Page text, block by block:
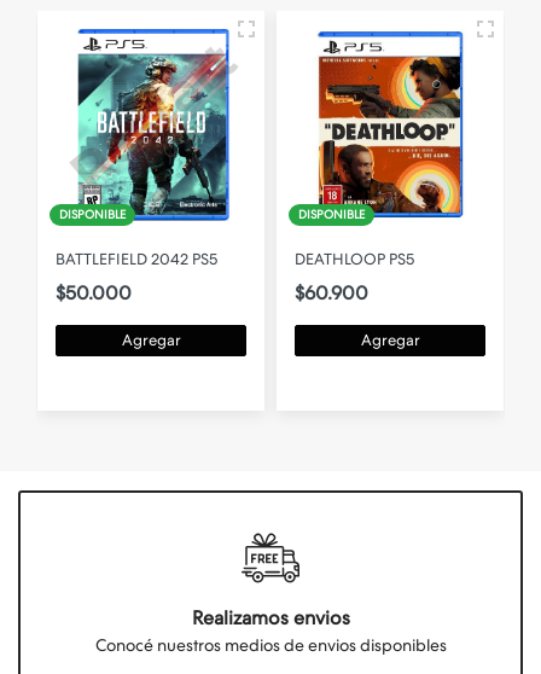
DISPONIBLE
BATTLEFIELD 2042 PS5
$50.000
Agregar
DISPONIBLE
DEATHLOOP PS5
$60.900
Agregar
Realizamos envios
Conocé nuestros medios de envios disponibles